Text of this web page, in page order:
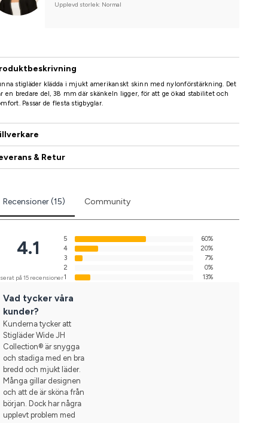
hittills inte skulle påstå.
Upplevd storlek: Normal
stigläder klädda i mjukt amerikanskt skinn med nylonförstärkning. Det
en bredare del, 38 mm där skänkeln ligger, för att ge ökad stabilitet och
Passar de flesta stigbyglar.
& Retur
Recensioner (15) Community
4.1
på 15 recensioner
5
60%
4
20%
3
7%
2
0%
1
13%
Vad tycker våra
kunder?
Kunderna tycker att
Stigläder Wide JH
Collection® är snygga
och stadiga med en bra
bredd och mjukt läder.
Många gillar designen
och att de är sköna från
början. Dock har några
upplevt problem med